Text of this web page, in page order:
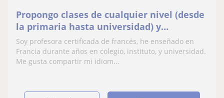
Propongo clases de cualquier nivel (desde
la primaria hasta universidad) y
adaptadas al perfil del alumno.
Soy profesora certificada de francés, he enseñado en
Francia durante años en colegio, instituto, y universidad.
Me gusta compartir mi idiom...